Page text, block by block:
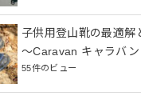
子供用登山靴の最適解
～Caravan キャラバ
55件のビュー